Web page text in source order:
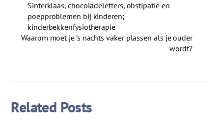
Sinterklaas, chocoladeletters, obstipatie en
poepproblemen bij kinderen;
kinderbekkenfysiotherapie
Waarom moet je ’s nachts vaker plassen als je ouder
wordt?
Related Posts